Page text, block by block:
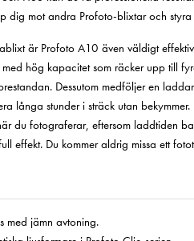
dig mot andra Profoto-blixtar och
är Profoto A10 även väldigt
hög kapacitet som räcker upp till
Dessutom medföljer en
långa stunder i sträck utan
du fotograferar, eftersom laddtiden
effekt. Du kommer aldrig missa ett
med jämn avtoning.